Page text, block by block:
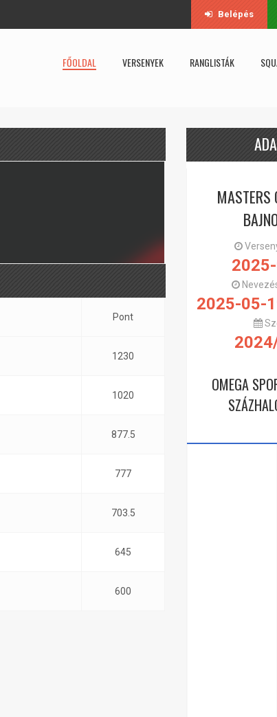
Belépés
FŐOLDAL VERSENYEK RANGLISTÁK
Pont
1230
1020
877.5
777
703.5
645
600
MASTERS
2025-05-
OMEGA